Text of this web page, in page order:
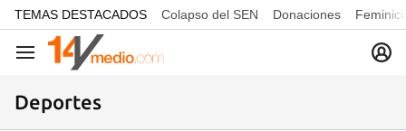
common.go-to-content
TEMAS DESTACADOS Colapso del SEN Donaciones
Navegación
Deportes